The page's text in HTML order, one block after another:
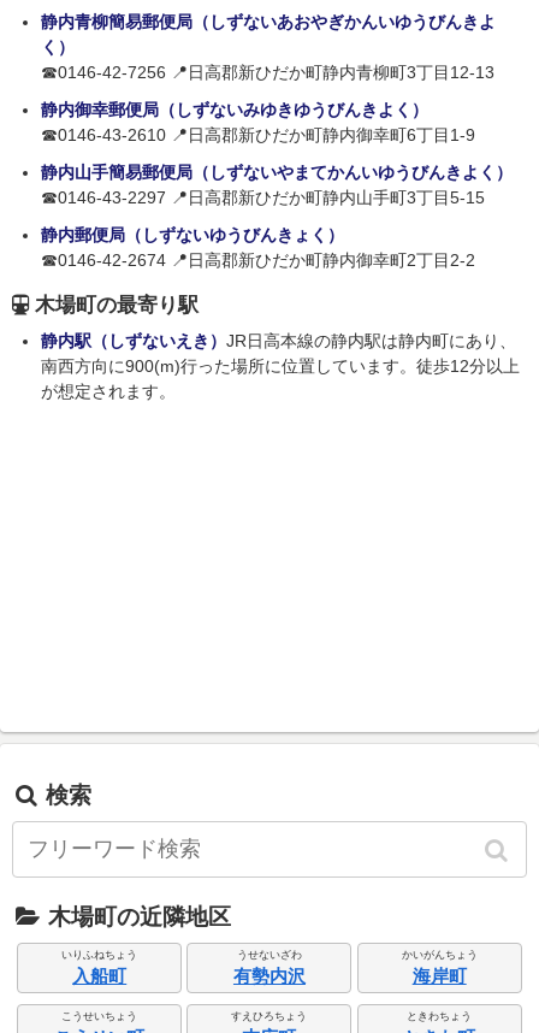
静内青柳簡易郵便局（しずないあおやぎかんいゆうびんきよ
く）
☎0146-42-7256 📍日高郡新ひだか町静内青柳町3丁目12-13
静内御幸郵便局（しずないみゆきゆうびんきよく）
☎0146-43-2610 📍日高郡新ひだか町静内御幸町6丁目1-9
静内山手簡易郵便局（しずないやまてかんいゆうびんきよく）
☎0146-43-2297 📍日高郡新ひだか町静内山手町3丁目5-15
静内郵便局（しずないゆうびんきょく）
☎0146-42-2674 📍日高郡新ひだか町静内御幸町2丁目2-2
木場町の最寄り駅
静内駅（しずないえき） JR日高本線の静内駅は静内町にあり、
南西方向に900(m)行った場所に位置しています。徒歩12分以上
が想定されます。
検索
木場町の近隣地区
いりふねちょう
入船町
うせないざわ
有勢内沢
かいがんちょう
海岸町
こうせいちょう すえひろちょう ときわちょう